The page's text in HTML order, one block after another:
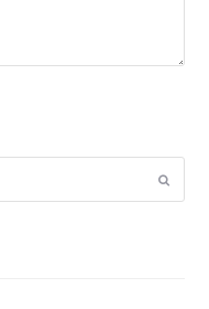
Enviar